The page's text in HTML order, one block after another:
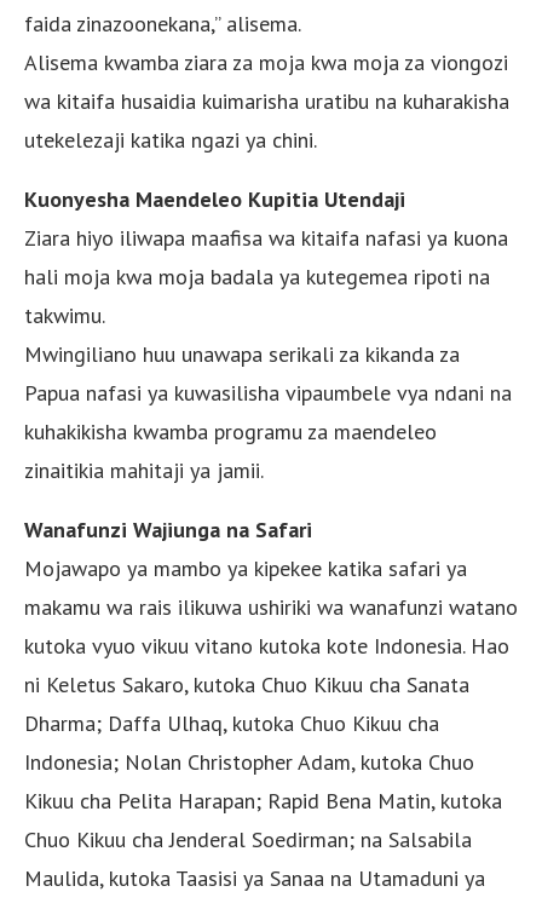
faida zinazoonekana,” alisema.
Alisema kwamba ziara za moja kwa moja za viongozi
wa kitaifa husaidia kuimarisha uratibu na kuharakisha
utekelezaji katika ngazi ya chini.
Kuonyesha Maendeleo Kupitia Utendaji
Ziara hiyo iliwapa maafisa wa kitaifa nafasi ya kuona
hali moja kwa moja badala ya kutegemea ripoti na
takwimu.
Mwingiliano huu unawapa serikali za kikanda za
Papua nafasi ya kuwasilisha vipaumbele vya ndani na
kuhakikisha kwamba programu za maendeleo
zinaitikia mahitaji ya jamii.
Wanafunzi Wajiunga na Safari
Mojawapo ya mambo ya kipekee katika safari ya
makamu wa rais ilikuwa ushiriki wa wanafunzi watano
kutoka vyuo vikuu vitano kutoka kote Indonesia. Hao
ni Keletus Sakaro, kutoka Chuo Kikuu cha Sanata
Dharma; Daffa Ulhaq, kutoka Chuo Kikuu cha
Indonesia; Nolan Christopher Adam, kutoka Chuo
Kikuu cha Pelita Harapan; Rapid Bena Matin, kutoka
Chuo Kikuu cha Jenderal Soedirman; na Salsabila
Maulida, kutoka Taasisi ya Sanaa na Utamaduni ya